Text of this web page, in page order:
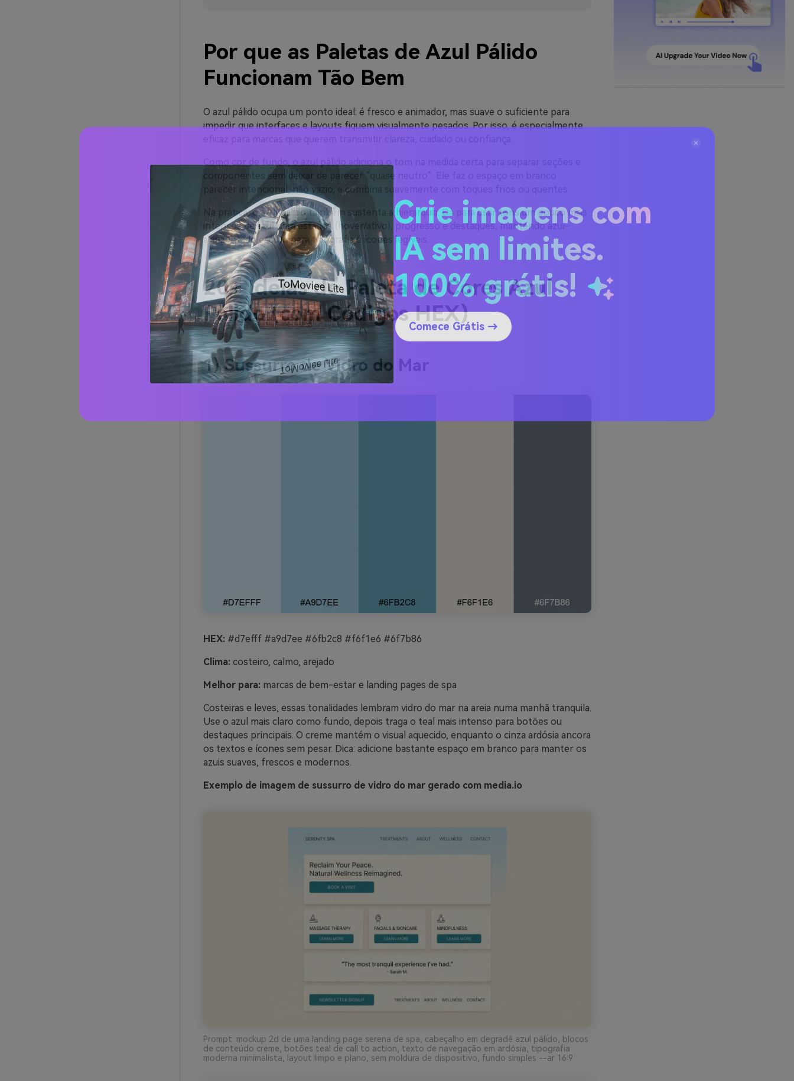
Por que as Paletas de Azul Pálido
Funcionam Tão Bem
O azul pálido ocupa um ponto ideal: é fresco e animador, mas suave o suficiente para
impedir que interfaces e layouts fiquem visualmente pesados. Por isso, é especialmente
Como cor de fundo, o azul pálido adiciona o tom na medida certa para separar seções e
componentes sem deixar de parecer “quase neutro”. Ele faz o espaço em branco
parecer intencional, não vazio, e combina suavemente com toques frios ou quentes.
Na prática, o azul pálido também sustenta a hierarquia. Dá para usar tons um pouco mais
intensos de azul para estados (hover/ativo), progresso e destaques, mantendo azul-
acinzentado escuro para tipografia e ícones legíveis.
20+ Ideias de Paleta de Cores Azul
Pálido (com Códigos HEX)
1) Sussurro de Vidro do Mar
HEX:#d7efff #a9d7ee #6fb2c8 #f6f1e6 #6f7b86
Clima:costeiro, calmo, arejado
Melhor para:marcas de bem-estar e landing pages de spa
Costeiras e leves, essas tonalidades lembram vidro do mar na areia numa manhã tranquila.
Use o azul mais claro como fundo, depois traga o teal mais intenso para botões ou
destaques principais. O creme mantém o visual aquecido, enquanto o cinza ardósia ancora
os textos e ícones sem pesar. Dica: adicione bastante espaço em branco para manter os
azuis suaves, frescos e modernos.
Exemplo de imagem de sussurro de vidro do mar gerado com media.io
Prompt: mockup 2d de uma landing page serena de spa, cabeçalho em degradê azul pálido, blocos
de conteúdo creme, botões teal de call to action, texto de navegação em ardósia, tipografia
moderna minimalista, layout limpo e plano, sem moldura de dispositivo, fundo simples --ar 16:9
Crie imagens com
IA sem limites.
100% grátis!
Comece Grátis →